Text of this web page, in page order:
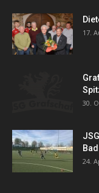
17.
30.
24.